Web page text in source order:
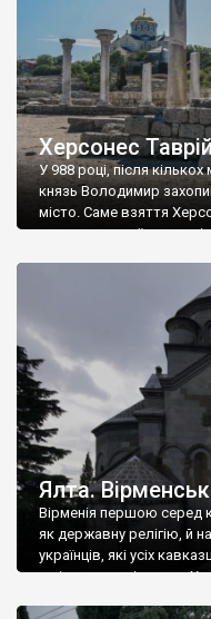
Херсонес
У 988 році, після
князь Володимир
місто. Саме взяття
диктувати свої умови
Херсонесі Володимир-
А потім було Хрещення
Ялта.
Вірменія першою серед
як державну релігію, й
українців, які усіх
є відданими вірянами